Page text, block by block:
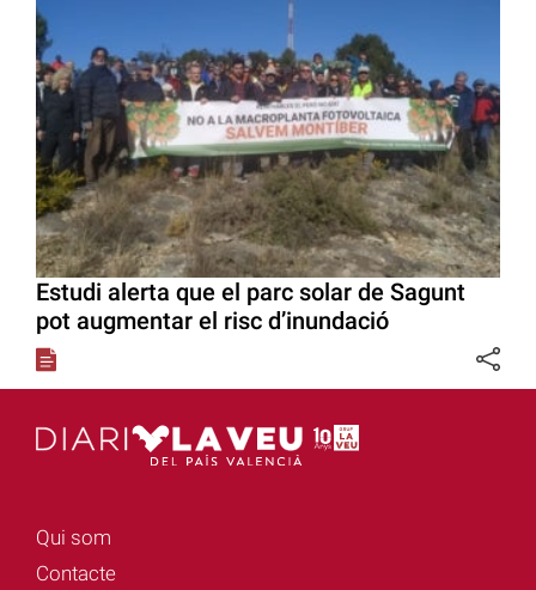
Estudi alerta que el parc solar de Sagunt
pot augmentar el risc d’inundació
Qui som
Contacte